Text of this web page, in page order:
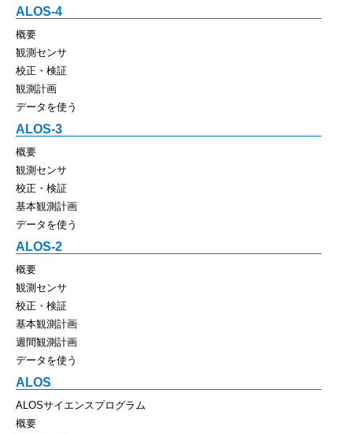
ALOS-4
概要
観測センサ
校正・検証
観測計画
データを使う
ALOS-3
概要
観測センサ
校正・検証
基本観測計画
データを使う
ALOS-2
概要
観測センサ
校正・検証
基本観測計画
週間観測計画
データを使う
ALOS
ALOSサイエンスプログラム
概要